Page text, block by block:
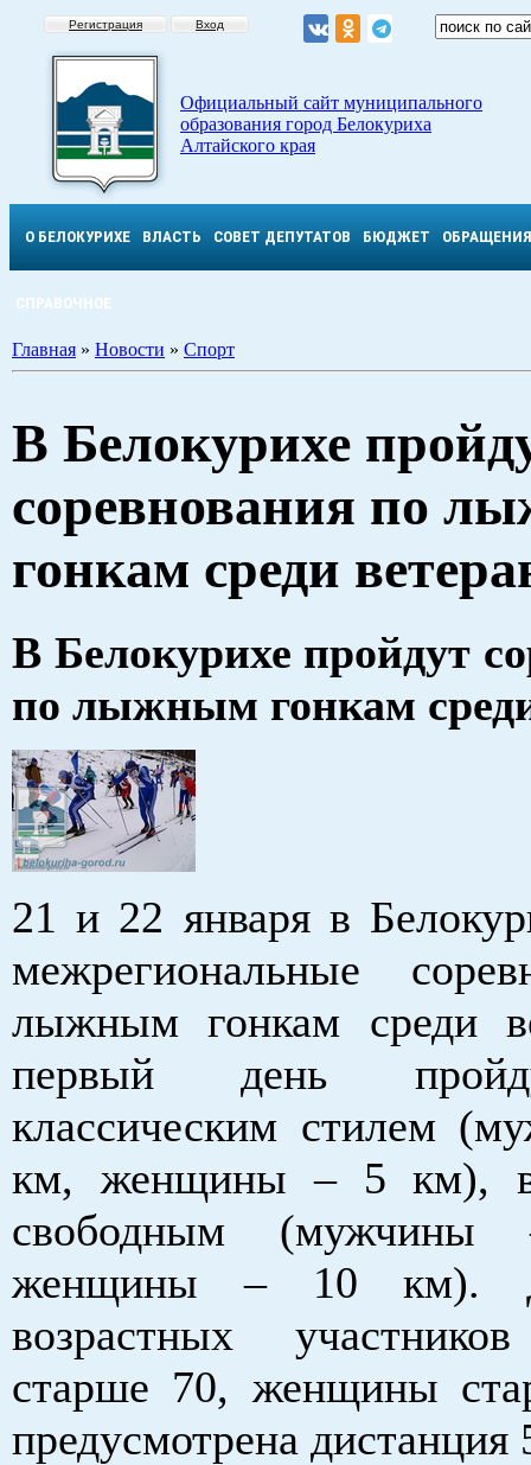
Регистрация Вход
Официальный сайт муниципального
образования город Белокуриха
Алтайского края
О БЕЛОКУРИХЕ ВЛАСТЬ СОВЕТ ДЕПУТАТОВ БЮДЖЕТ ОБРАЩЕНИЯ
СПРАВОЧНОЕ
Главная » Новости » Спорт
В Белокурихе
соревнования по
гонкам среди
В Белокурихе пройдут
по лыжным гонкам
21 и 22 января в
межрегиональные
лыжным гонкам среди
первый день
классическим стилем
км, женщины – 5 км),
свободным
женщины – 10 км).
возрастных
старше 70, женщины
предусмотрена дистанция